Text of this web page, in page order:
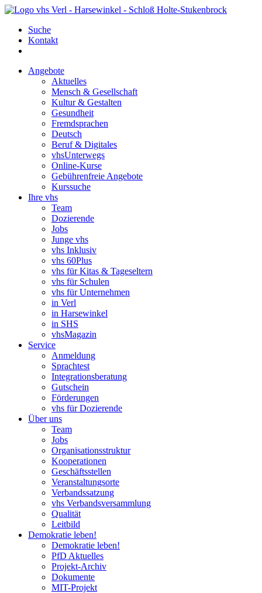
Suche
Kontakt
Angebote
Aktuelles
Mensch & Gesellschaft
Kultur & Gestalten
Gesundheit
Fremdsprachen
Deutsch
Beruf & Digitales
vhsUnterwegs
Online-Kurse
Gebührenfreie Angebote
Kurssuche
Ihre vhs
Team
Dozierende
Jobs
Junge vhs
vhs Inklusiv
vhs 60Plus
vhs für Kitas & Tageseltern
vhs für Schulen
vhs für Unternehmen
in Verl
in Harsewinkel
in SHS
vhsMagazin
Service
Anmeldung
Sprachtest
Integrationsberatung
Gutschein
Förderungen
vhs für Dozierende
Über uns
Team
Jobs
Organisationsstruktur
Kooperationen
Geschäftsstellen
Veranstaltungsorte
Verbandssatzung
vhs Verbandsversammlung
Qualität
Leitbild
Demokratie leben!
Demokratie leben!
PfD Aktuelles
Projekt-Archiv
Dokumente
MIT-Projekt